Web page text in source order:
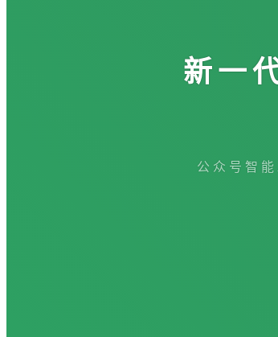
新一
公众号智